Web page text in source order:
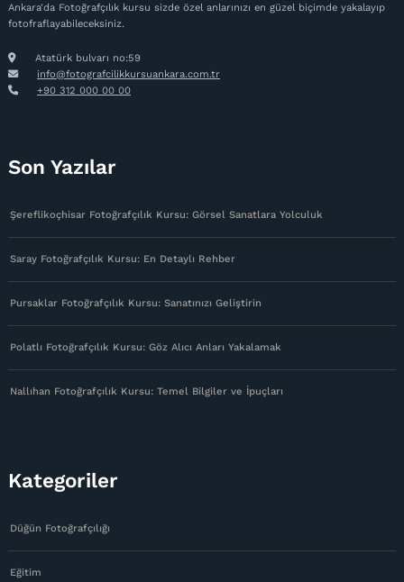
Ankara'da Fotoğrafçılık kursu sizde özel anlarınızı en güzel biçimde yakalayıp
fotofraflayabileceksiniz.
Atatürk bulvarı no:59
info@fotografcilikkursuankara.com.tr
+90 312 000 00 00
Son Yazılar
Şereflikoçhisar Fotoğrafçılık Kursu: Görsel Sanatlara Yolculuk
Saray Fotoğrafçılık Kursu: En Detaylı Rehber
Pursaklar Fotoğrafçılık Kursu: Sanatınızı Geliştirin
Polatlı Fotoğrafçılık Kursu: Göz Alıcı Anları Yakalamak
Nallıhan Fotoğrafçılık Kursu: Temel Bilgiler ve İpuçları
Kategoriler
Düğün Fotoğrafçılığı
Eğitim